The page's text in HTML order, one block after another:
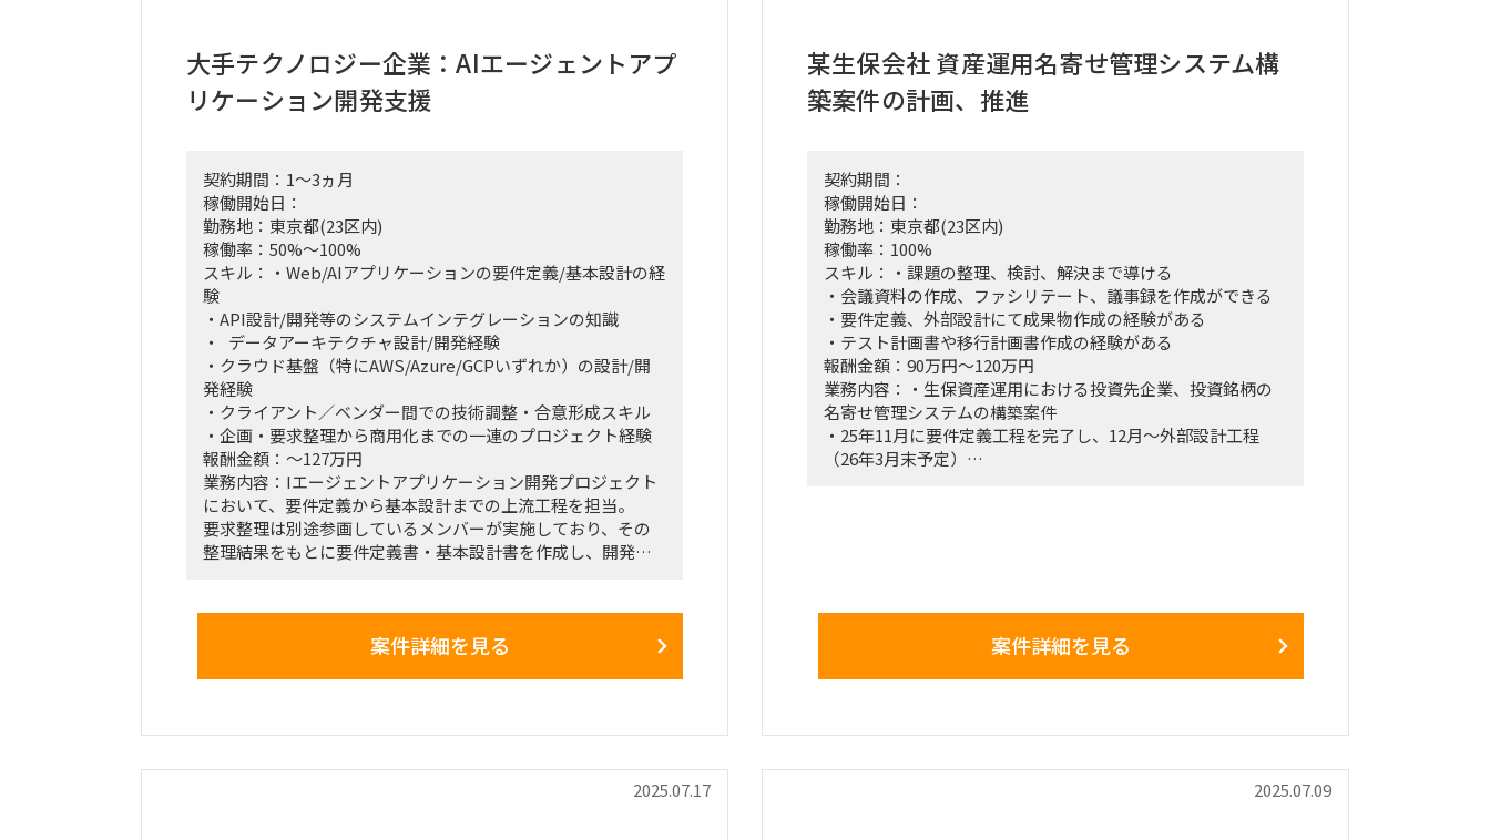
大手テクノロジー企業：AIエージェントアプ
リケーション開発支援
契約期間：1～3ヵ月
稼働開始日：
勤務地：東京都(23区内)
稼働率：50%～100%
スキル：・Web/AIアプリケーションの要件定義/基本設計の経
験
・API設計/開発等のシステムインテグレーションの知識
・ データアーキテクチャ設計/開発経験
・クラウド基盤（特にAWS/Azure/GCPいずれか）の設計/開
発経験
・クライアント／ベンダー間での技術調整・合意形成スキル
・企画・要求整理から商用化までの一連のプロジェクト経験
報酬金額：～127万円
業務内容：Iエージェントアプリケーション開発プロジェクト
において、要件定義から基本設計までの上流工程を担当。
要求整理は別途参画しているメンバーが実施しており、その
整理結果をもとに要件定義書・基本設計書を作成し、開発ベ
なため、先方IT部門との技術的な討議・調整を行い、アプリ
ケーション設計だけでなく、API/バッチ設計のインテグレー
え、クライアント・ベンダー・コンサルの三者の立場を理解
案件詳細を見る
某生保会社 資産運用名寄せ管理システム構
築案件の計画、推進
契約期間：
稼働開始日：
勤務地：東京都(23区内)
稼働率：100%
スキル：・課題の整理、検討、解決まで導ける
・会議資料の作成、ファシリテート、議事録を作成ができる
・要件定義、外部設計にて成果物作成の経験がある
・テスト計画書や移行計画書作成の経験がある
報酬金額：90万円～120万円
業務内容：・生保資産運用における投資先企業、投資銘柄の
名寄せ管理システムの構築案件
・25年11月に要件定義工程を完了し、12月～外部設計工程
（26年3月末予定）
ーカー、メールでのやりとり）
・成果物作成（要件定義書、外部設計書（一部）、全体テス
集要員の3名体制を検討しています
をもとに、実質のプロジェクト推進を担う事を期待していま
案件詳細を見る
2025.07.17 2025.07.09